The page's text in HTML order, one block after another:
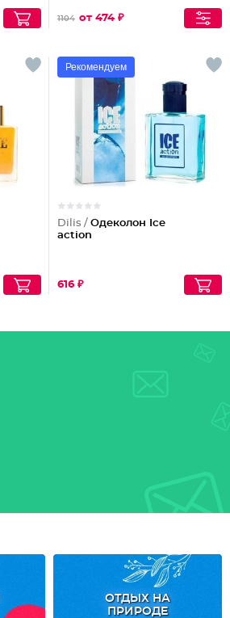
1104 от 474 ₽
Рекомендуем
Dilis / Одеколон Ice
action
616 ₽
ОТДЫХ НА
ПРИРОДЕ